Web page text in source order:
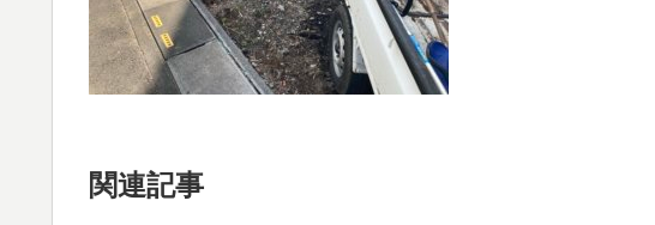
関連記事